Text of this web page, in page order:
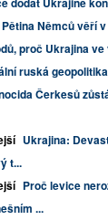
Němců věří
proč Ukrajina
ruská geopolitika
Čerkesů
Ukrajina:
t...
Proč levice
...